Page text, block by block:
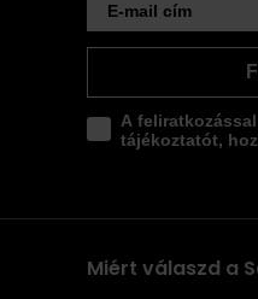
A
tájékoztatót,
Miért válaszd a